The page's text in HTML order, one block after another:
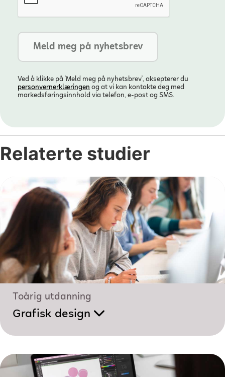
Ved å klikke på 'Meld meg på nyhetsbrev', aksepterer du
personvern­erklæringen og at vi kan kontakte deg med
markedsføringsinnhold via telefon, e-post og SMS.
Relaterte studier
Toårig utdanning
Grafisk design